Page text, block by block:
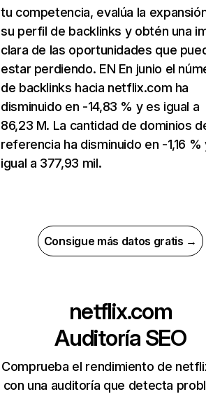
tu competencia, evalúa la
su perfil de backlinks y obtén una
clara de las oportunidades que
estar perdiendo. EN En junio el
de backlinks hacia netflix.com ha
disminuido en -14,83 % y es igual a
86,23 M. La cantidad de dominios
referencia ha disminuido en -1,16 %
igual a 377,93 mil.
Consigue más datos gratis →
netflix.com
Auditoría SEO
Comprueba el rendimiento de
con una auditoría que detecta